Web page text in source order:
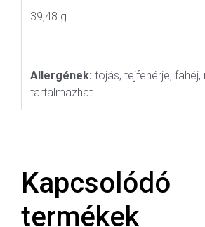
39,48 g
Allergének: tojás, tejfehérje,
tartalmazhat
Kapcsolódó
termékek